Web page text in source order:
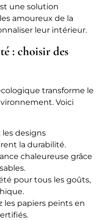
une solution
amoureux de la
leur intérieur.
: choisir des
transforme le
Voici
: les designs
la durabilité.
chaleureuse grâce
pour tous les goûts,
les papiers peints en